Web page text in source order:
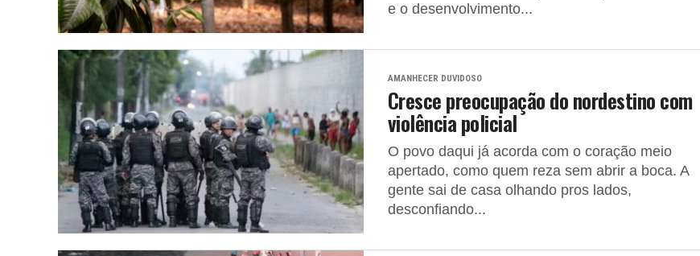
e o desenvolvimento...
AMANHECER DUVIDOSO
Cresce preocupação do nordestino com
violência policial
O povo daqui já acorda com o coração meio
apertado, como quem reza sem abrir a boca. A
gente sai de casa olhando pros lados,
desconfiando...